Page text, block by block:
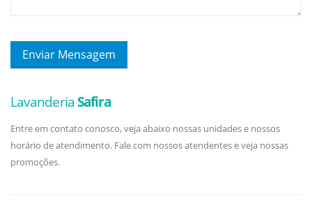
Lavanderia Safira
Entre em contato conosco, veja abaixo nossas unidades e nossos
horário de atendimento. Fale com nossos atendentes e veja nossas
promoções.